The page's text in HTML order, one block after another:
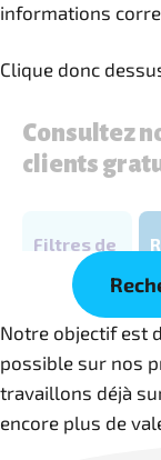
informations
Clique donc
Notre objectif est
possible sur nos
travaillons déjà
encore plus de